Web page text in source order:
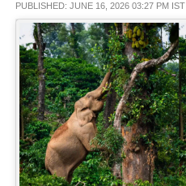
SPIRITUAL
INFO+
ART
ASTRO
PUBLISHED: JUNE 16, 2026 03:27 PM IST